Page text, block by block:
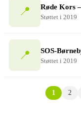
📍 Røde Kors
Støttet i 2019
📍 SOS-
Støttet i 2019
1 2